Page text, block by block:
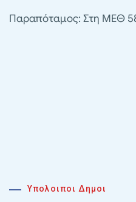
Παραπόταμος: Στη ΜΕΘ
Υπολοιποι Δημοι